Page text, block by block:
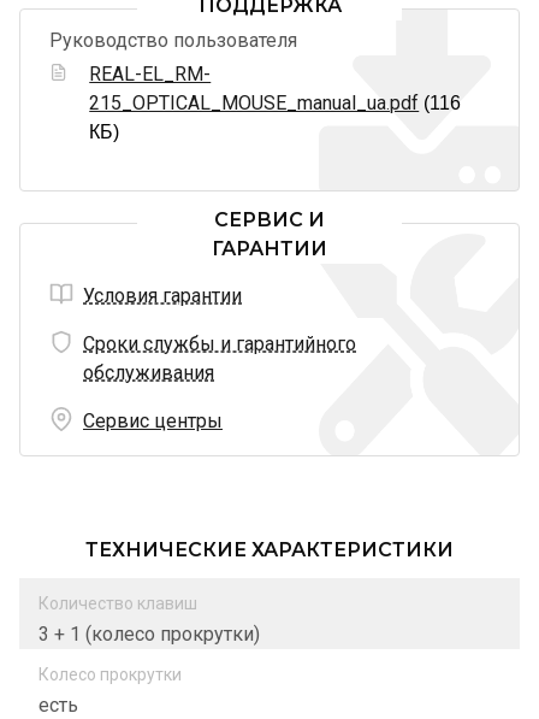
ПОДДЕРЖКА
Руководство пользователя
REAL-EL_RM-
215_OPTICAL_MOUSE_manual_ua.pdf (116
КБ)
СЕРВИС И
ГАРАНТИИ
Условия гарантии
Сроки службы и гарантийного
обслуживания
Сервис центры
ТЕХНИЧЕСКИЕ ХАРАКТЕРИСТИКИ
Количество клавиш
3 + 1 (колесо прокрутки)
Колесо прокрутки
есть